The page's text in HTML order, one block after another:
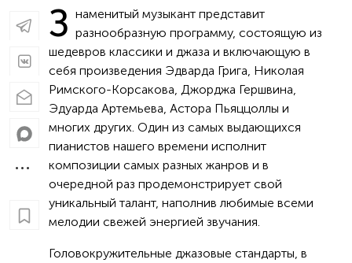
З наменитый музыкант представит
разнообразную программу, состоящую из
шедевров классики и джаза и включающую в
себя произведения Эдварда Грига, Николая
Римского-Корсакова, Джорджа Гершвина,
Эдуарда Артемьева, Астора Пьяццоллы и
многих других. Один из самых выдающихся
пианистов нашего времени исполнит
композиции самых разных жанров и в
очередной раз продемонстрирует свой
уникальный талант, наполнив любимые всеми
мелодии свежей энергией звучания.
Головокружительные джазовые стандарты, в